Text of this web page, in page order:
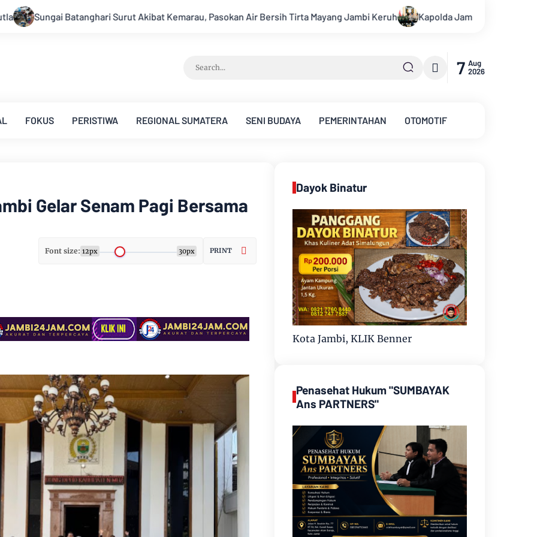
Kemarau, Pasokan Air Bersih Tirta Mayang Jambi Keruh Kapolda Jambi Terima Silaturahmi Kepala Pengadilan Tinggi
7 Aug
2026
FOKUS PERISTIWA REGIONAL SUMATERA SENI BUDAYA PEMERINTAHAN OTOMOTIF
Gelar Senam Pagi Bersama
Font size: 12px 30px PRINT
Dayok Binatur
Kota Jambi, KLIK Benner
Penasehat Hukum "SUMBAYAK
Ans PARTNERS"